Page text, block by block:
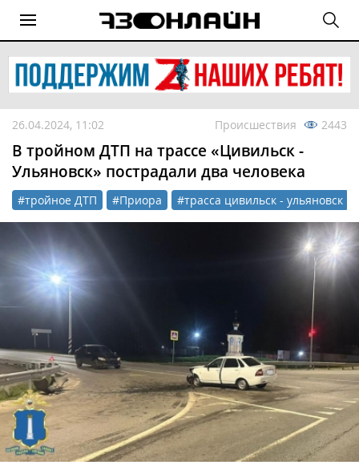
26.04.2024, 11:02 Происшествия 2443
В тройном ДТП на трассе «Цивильск -
Ульяновск» пострадали два человека
#тройное ДТП #Приора #трасса цивильск - ульяновск